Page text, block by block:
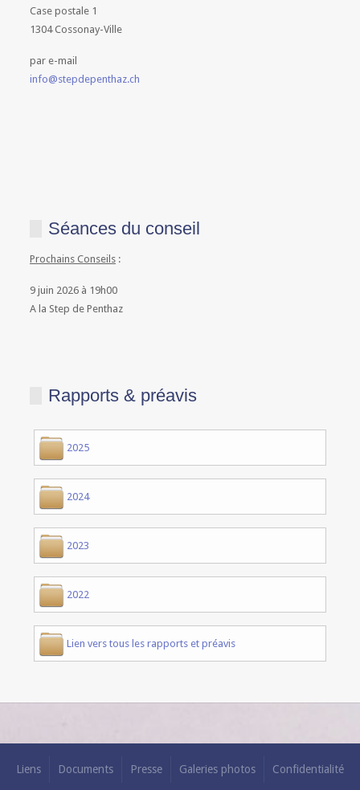
Case postale 1
1304 Cossonay-Ville
par e-mail
info@stepdepenthaz.ch
Séances du conseil
Prochains Conseils :
9 juin 2026 à 19h00
A la Step de Penthaz
Rapports & préavis
2025
2024
2023
2022
Lien vers tous les rapports et préavis
Liens Documents Presse Galeries photos Confidentialité